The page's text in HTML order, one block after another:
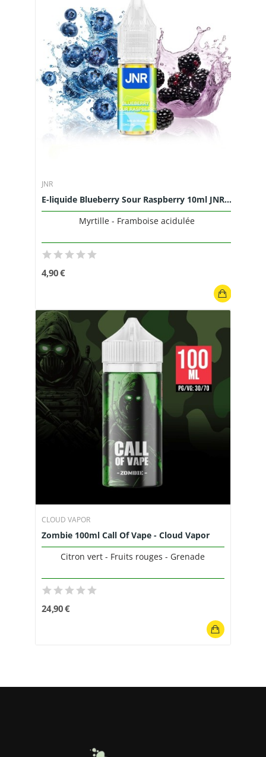
JNR
E-liquide Blueberry Sour Raspberry 10ml JNR...
Myrtille - Framboise acidulée
4,90 €
CLOUD VAPOR
Zombie 100ml Call Of Vape - Cloud Vapor
Citron vert - Fruits rouges - Grenade
24,90 €